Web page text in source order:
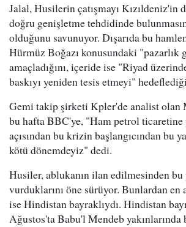
Jalal, Husilerin çatışmayı Kızıldeniz'in
doğru genişletme tehdidinde
olduğunu savunuyor. Dışarıda bu
Hürmüz Boğazı konusundaki "pazarlık
amaçladığını, içeride ise "Riyad
baskıyı yeniden tesis etmeyi"
Gemi takip şirketi Kpler'de analist olan
bu hafta BBC'ye, "Ham petrol
açısından bu krizin başlangıcından bu
kötü dönemdeyiz" dedi.
Husiler, ablukanın ilan edilmesinden
vurduklarını öne sürüyor. Bunlardan
ise Hindistan bayraklıydı. Hindistan
Ağustos'ta Babu'l Mendeb yakınlarında